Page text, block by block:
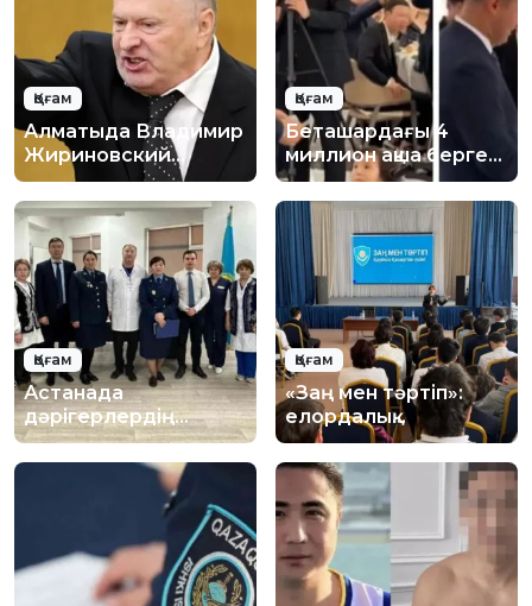
Қоғам
Алматыда Владимир
Жириновский
құрметіне естелік
тақта орнату
ұсынылды
Қоғам
Беташардағы 4
миллион ақша берген
кәсіпкер кім?
Қоғам
Астанада
дәрігерлердің
қауіпсіздігі
күшейтілуде
Қоғам
«Заң мен тәртіп»:
елордалық
оқушыларға цифрлық
қауіпсіздік бойынша
лекция өтті